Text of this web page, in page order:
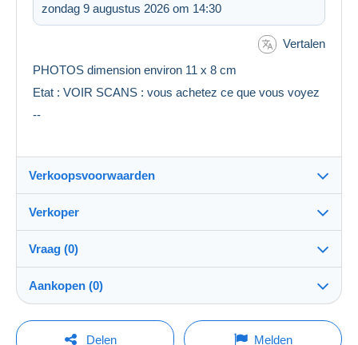
zondag 9 augustus 2026 om 14:30
Vertalen
PHOTOS dimension environ 11 x 8 cm
Etat : VOIR SCANS : vous achetez ce que vous voyez
--
Verkoopsvoorwaarden
Bestemming:
Zie de lijst van landen
Verzending:
Verzending na betaling
Voor rekening van de verkoper
Verkoper
multicollections46100%(34709x)
PRO
Winkel
Vraag (0)
Om een vraag te stellen moet u een sessie
Aankopen (0)
Laatste actualisering: 17:32:39
Delen Melden